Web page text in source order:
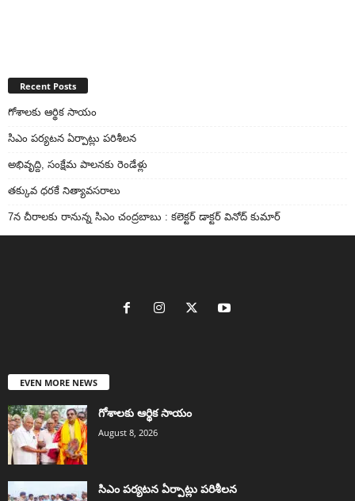
Recent Posts
గోశాలకు ఆర్థిక సాయం
సిఎం పర్యటన ఏర్పాట్లు పరిశీలన
అభివృద్ది, సంక్షేమ పాలనకు రెండేళ్లు
తక్కువ ధరకే నిత్యావసరాలు
7న చీరాలకు రానున్న సిఎం చంద్రబాబు : కలెక్టర్ డాక్టర్ వినోద్ కుమార్
EVEN MORE NEWS
గోశాలకు ఆర్థిక సాయం
August 8, 2026
సిఎం పర్యటన ఏర్పాట్లు పరిశీలన